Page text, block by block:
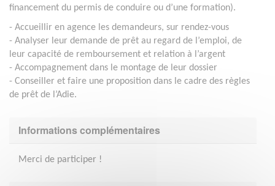
financement du permis de conduire ou d’une formation).
- Accueillir en agence les demandeurs, sur rendez-vous
- Analyser leur demande de prêt au regard de l’emploi, de
leur capacité de remboursement et relation à l’argent
- Accompagnement dans le montage de leur dossier
- Conseiller et faire une proposition dans le cadre des règles
de prêt de l’Adie.
Informations complémentaires
Merci de participer !